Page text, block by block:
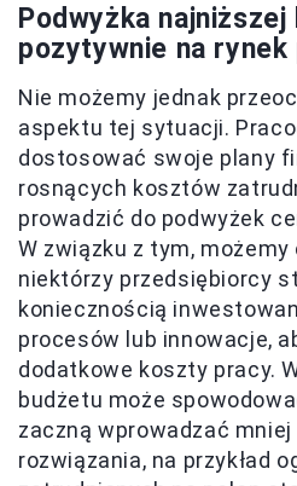
Podwyżka najniższej
pozytywnie na rynek
Nie możemy jednak
aspektu tej sytuacji.
dostosować swoje plany
rosnących kosztów
prowadzić do podwyżek
W związku z tym, możemy
niektórzy przedsiębiorcy
koniecznością
procesów lub innowacje,
dodatkowe koszty pracy.
budżetu może
zaczną wprowadzać
rozwiązania, na przykład